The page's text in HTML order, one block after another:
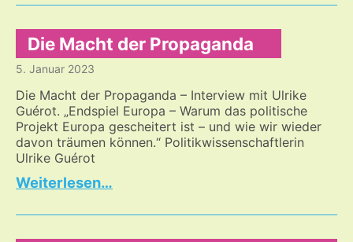
Weg
die
Zukunft
der
Wunsch
nach
Machbarkeit
das
Die Macht der Propaganda
5. Januar 2023
Die Macht der Propaganda – Interview mit Ulrike
Guérot. „Endspiel Europa – Warum das politische
Projekt Europa gescheitert ist – und wie wir wieder
davon träumen können.“ Politikwissenschaftlerin
Ulrike Guérot
…
der